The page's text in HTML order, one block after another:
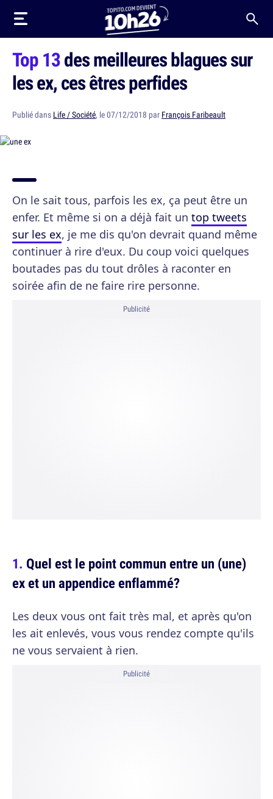
Top 13des meilleures blagues sur
les ex, ces êtres perfides
Publié dans Life / Société, le 07/12/2018 par François Faribeault
On le sait tous, parfois les ex, ça peut être un
enfer. Et même si on a déjà fait un top tweets
sur les ex, je me dis qu'on devrait quand même
continuer à rire d'eux. Du coup voici quelques
boutades pas du tout drôles à raconter en
soirée afin de ne faire rire personne.
Publicité
Quel est le point commun entre un (une)
ex et un appendice enflammé?
Les deux vous ont fait très mal, et après qu'on
les ait enlevés, vous vous rendez compte qu'ils
ne vous servaient à rien.
Publicité